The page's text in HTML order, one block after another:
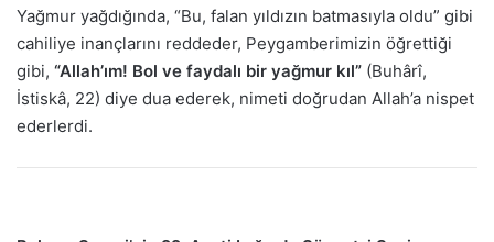
Yağmur yağdığında, “Bu, falan yıldızın batmasıyla oldu” gibi
cahiliye inançlarını reddeder, Peygamberimizin öğrettiği
gibi, “Allah’ım! Bol ve faydalı bir yağmur kıl” (Buhârî,
İstiskâ, 22) diye dua ederek, nimeti doğrudan Allah’a nispet
ederlerdi.